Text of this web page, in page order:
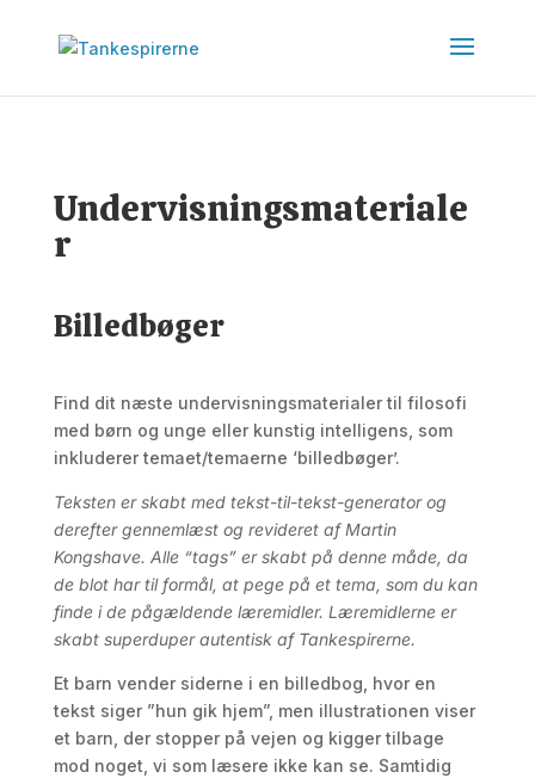
Undervisningsmateriale
r
Billedbøger
Find dit næste undervisningsmaterialer til filosofi
med børn og unge eller kunstig intelligens, som
inkluderer temaet/temaerne ‘billedbøger’.
Teksten er skabt med tekst-til-tekst-generator og
derefter gennemlæst og revideret af Martin
Kongshave. Alle “tags” er skabt på denne måde, da
de blot har til formål, at pege på et tema, som du kan
finde i de pågældende læremidler. Læremidlerne er
skabt superduper autentisk af Tankespirerne.
Et barn vender siderne i en billedbog, hvor en
tekst siger ”hun gik hjem”, men illustrationen viser
et barn, der stopper på vejen og kigger tilbage
mod noget, vi som læsere ikke kan se. Samtidig